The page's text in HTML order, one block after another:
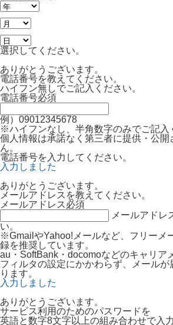
選択してください。
ありがとうございます。
電話番号を教えてください。
ハイフン無しでご記入ください。
電話番号必須
例）09012345678
※ハイフンなし、半角数字のみでご記入
個人情報は承諾なく第三者に提供・公
ん。
電話番号を入力してください。
入力しました
ありがとうございます。
メールアドレスを教えてください。
メールアドレス必須
メールアドレ
い。
※GmailやYahoo!メールなど、フリーメ
録を推奨しています。
au・SoftBank・docomoなどのキャリア
フィルタの設定にかかわらず、メール
ります。
入力しました
ありがとうございます。
サービス利用のためのパスワードを
英語と数字8文字以上の組み合わせで入